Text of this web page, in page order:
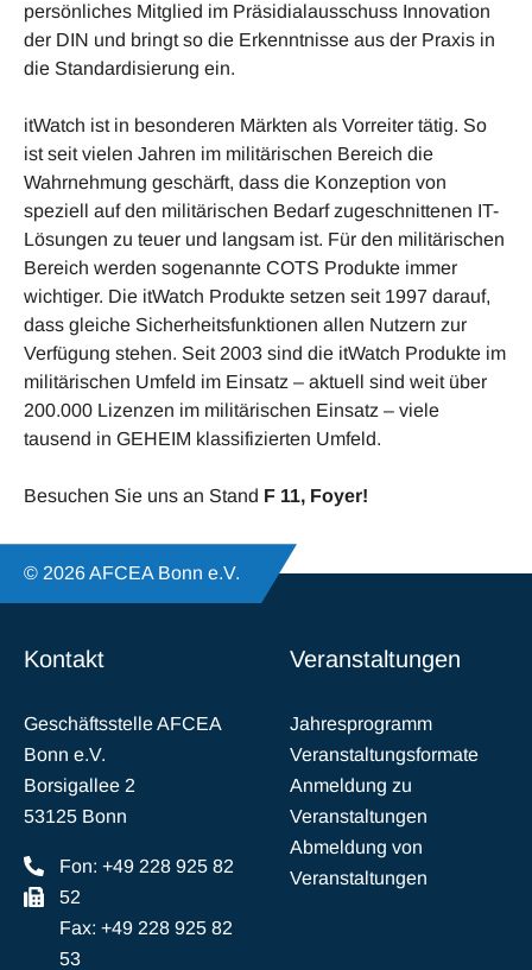
persönliches Mitglied im Präsidialausschuss Innovation
der DIN und bringt so die Erkenntnisse aus der Praxis in
die Standardisierung ein.
itWatch ist in besonderen Märkten als Vorreiter tätig. So
ist seit vielen Jahren im militärischen Bereich die
Wahrnehmung geschärft, dass die Konzeption von
speziell auf den militärischen Bedarf zugeschnittenen IT-
Lösungen zu teuer und langsam ist. Für den militärischen
Bereich werden sogenannte COTS Produkte immer
wichtiger. Die itWatch Produkte setzen seit 1997 darauf,
dass gleiche Sicherheitsfunktionen allen Nutzern zur
Verfügung stehen. Seit 2003 sind die itWatch Produkte im
militärischen Umfeld im Einsatz – aktuell sind weit über
200.000 Lizenzen im militärischen Einsatz – viele
tausend in GEHEIM klassifizierten Umfeld.
Besuchen Sie uns an Stand F 11, Foyer!
© 2026 AFCEA Bonn e.V.
Kontakt
Geschäftsstelle AFCEA
Bonn e.V.
Borsigallee 2
53125 Bonn
Fon: +49 228 925 82
52
Fax: +49 228 925 82
53
Veranstaltungen
Jahresprogramm
Veranstaltungsformate
Anmeldung zu
Veranstaltungen
Abmeldung von
Veranstaltungen